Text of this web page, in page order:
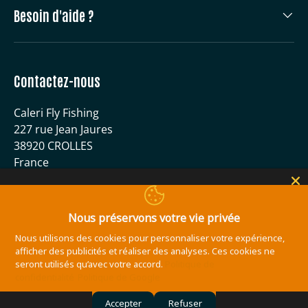
Besoin d'aide ?
Contactez-nous
Caleri Fly Fishing
227 rue Jean Jaures
38920 CROLLES
France
contact@caleri-flyfishing.com
Moyens de paiement acceptés
Nous préservons votre vie privée
Nous utilisons des cookies pour personnaliser votre expérience,
afficher des publicités et réaliser des analyses. Ces cookies ne
seront utilisés qu’avec votre accord.
Accepter Refuser